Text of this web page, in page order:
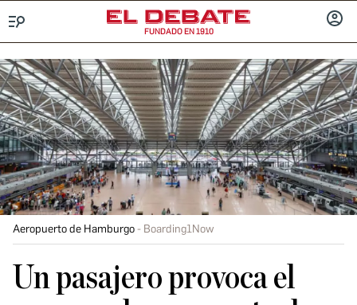
FUNDADO EN 1910
Aeropuerto de Hamburgo Boarding1Now
Un pasajero provoca el